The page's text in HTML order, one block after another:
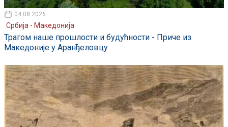
04.08.2026
Србија - Македонија
Трагом наше прошлости и будућности - Приче из
Македоније у Аранђеловцу